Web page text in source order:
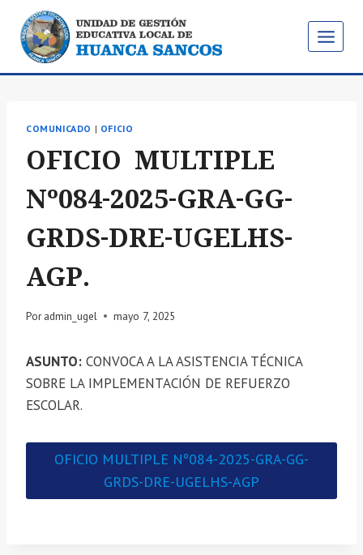
Saltar
contenido
COMUNICADO | OFICIO
OFICIO MULTIPLE
Nº084-2025-GRA-GG-
GRDS-DRE-UGELHS-
AGP.
Por admin_ugel mayo 7, 2025
ASUNTO: CONVOCA A LA ASISTENCIA TÉCNICA
SOBRE LA IMPLEMENTACIÓN DE REFUERZO
ESCOLAR.
OFICIO MULTIPLE Nº084-2025-GRA-GG-
GRDS-DRE-UGELHS-AGP